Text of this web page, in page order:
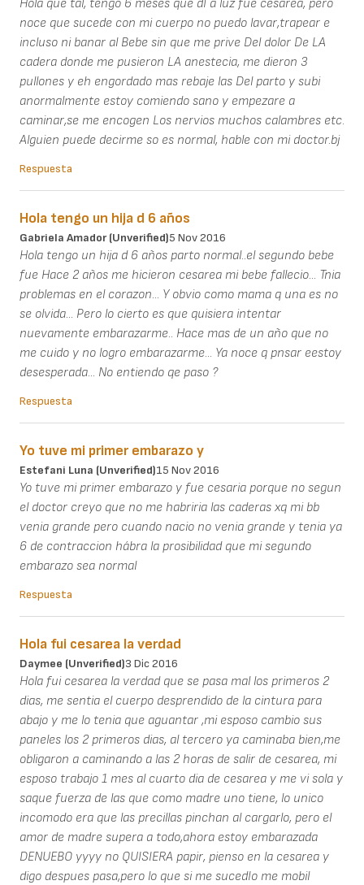
Hola que tal, tengo 6 meses que dI a luz fue cesarea, pero
noce que sucede con mi cuerpo no puedo lavar,trapear e
incluso ni banar al Bebe sin que me prive Del dolor De LA
cadera donde me pusieron LA anestecia, me dieron 3
pullones y eh engordado mas rebaje las Del parto y subi
anormalmente estoy comiendo sano y empezare a
caminar,se me encogen Los nervios muchos calambres etc.
Alguien puede decirme so es normal, hable con mi doctor.bj
Respuesta
Hola tengo un hija d 6 años
Gabriela Amador (unverified)5 Nov 2016
Hola tengo un hija d 6 años parto normal..el segundo bebe
fue Hace 2 años me hicieron cesarea mi bebe fallecio... Tnia
problemas en el corazon... Y obvio como mama q una es no
se olvida... Pero lo cierto es que quisiera intentar
nuevamente embarazarme.. Hace mas de un año que no
me cuido y no logro embarazarme... Ya noce q pnsar eestoy
desesperada... No entiendo qe paso ?
Respuesta
Yo tuve mi primer embarazo y
Estefani Luna (unverified)15 Nov 2016
Yo tuve mi primer embarazo y fue cesaria porque no segun
el doctor creyo que no me habriria las caderas xq mi bb
venia grande pero cuando nacio no venia grande y tenia ya
6 de contraccion hábra la prosibilidad que mi segundo
embarazo sea normal
Respuesta
Hola fui cesarea la verdad
Daymee (unverified)3 Dic 2016
Hola fui cesarea la verdad que se pasa mal los primeros 2
dias, me sentia el cuerpo desprendido de la cintura para
abajo y me lo tenia que aguantar ,mi esposo cambio sus
paneles los 2 primeros dias, al tercero ya caminaba bien,me
obligaron a caminando a las 2 horas de salir de cesarea, mi
esposo trabajo 1 mes al cuarto dia de cesarea y me vi sola y
saque fuerza de las que como madre uno tiene, lo unico
incomodo era que las precillas pinchan al cargarlo, pero el
amor de madre supera a todo,ahora estoy embarazada
DENUEBO yyyy no QUISIERA papir, pienso en la cesarea y
digo despues pasa,pero lo que si me sucedIo me mobil